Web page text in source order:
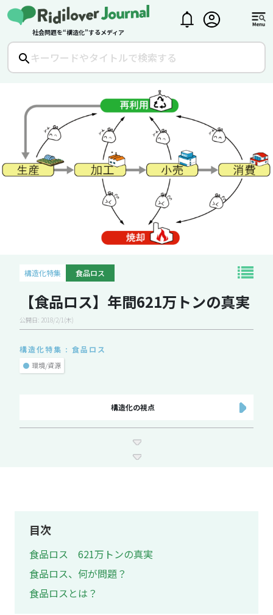
社会問題を“構造化”するメディア
構造化特集 食品ロス
【食品ロス】年間621万トンの真実
公開日: 2018/2/1(木)
構造化特集 : 食品ロス
● 環境/資源
構造化の視点
目次
食品ロス 621万トンの真実
食品ロス、何が問題？
食品ロスとは？